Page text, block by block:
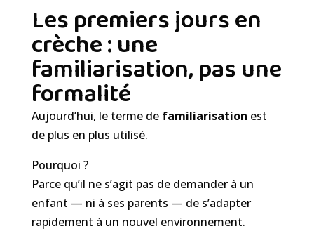
Les premiers jours en
crèche : une
familiarisation, pas une
formalité
Aujourd’hui, le terme de familiarisation est
de plus en plus utilisé.
Pourquoi ?
Parce qu’il ne s’agit pas de demander à un
enfant — ni à ses parents — de s’adapter
rapidement à un nouvel environnement.